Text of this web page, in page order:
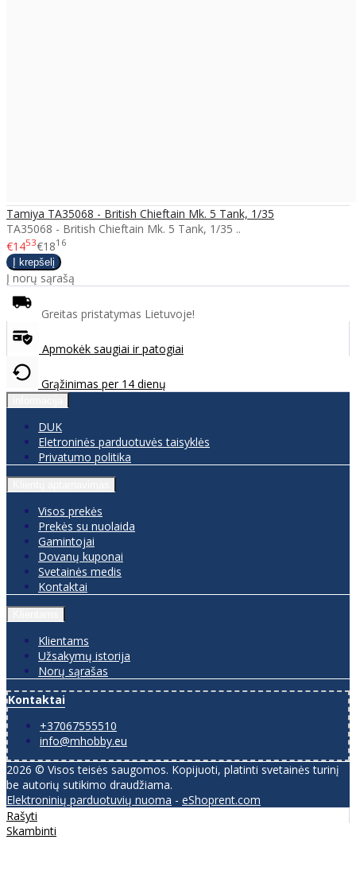
Tamiya TA35068 - British Chieftain Mk. 5 Tank, 1/35
TA35068 - British Chieftain Mk. 5 Tank, 1/35 ..
€1453€1816
Į norų sąrašą
Greitas pristatymas Lietuvoje!
Apmokėk saugiai ir patogiai
Grąžinimas per 14 dienų
DUK
Eletroninės parduotuvės taisyklės
Privatumo politika
Visos prekės
Prekės su nuolaida
Gamintojai
Dovanų kuponai
Svetainės medis
Kontaktai
Klientams
Užsakymų istorija
Norų sąrašas
Kontaktai
+37067555510
info@mhobby.eu
2026 © Visos teisės saugomos. Kopijuoti, platinti svetainės turinį
be autorių sutikimo draudžiama.
Elektroninių parduotuvių nuoma - eShoprent.com
Rašyti
Skambinti